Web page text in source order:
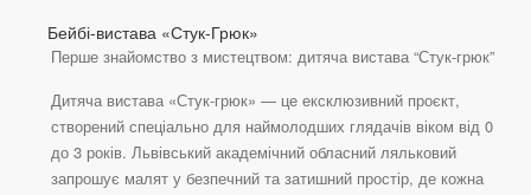
Бейбі-вистава «Стук-Грюк»
Перше знайомство з мистецтвом: дитяча вистава “Стук-грюк”
Дитяча вистава «Стук-грюк» — це ексклюзивний проєкт,
створений спеціально для наймолодших глядачів віком від 0
до 3 років. Львівський академічний обласний ляльковий
запрошує малят у безпечний та затишний простір, де кожна